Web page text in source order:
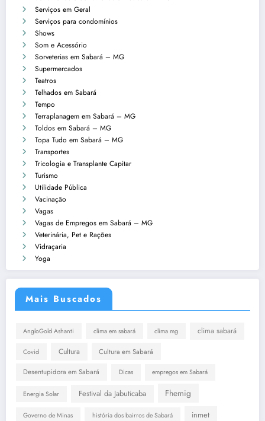
Serviços em Geral
Serviços para condomínios
Shows
Som e Acessório
Sorveterias em Sabará – MG
Supermercados
Teatros
Telhados em Sabará
Tempo
Terraplanagem em Sabará – MG
Toldos em Sabará – MG
Topa Tudo em Sabará – MG
Transportes
Tricologia e Transplante Capitar
Turismo
Utilidade Pública
Vacinação
Vagas
Vagas de Empregos em Sabará – MG
Veterinária, Pet e Rações
Vidraçaria
Yoga
Mais Buscados
AngloGold Ashanti clima em sabará clima mg clima sabará
Covid Cultura Cultura em Sabará
Desentupidora em Sabará Dicas empregos em Sabará
Energia Solar Festival da Jabuticaba Fhemig
Governo de Minas história dos bairros de Sabará inmet